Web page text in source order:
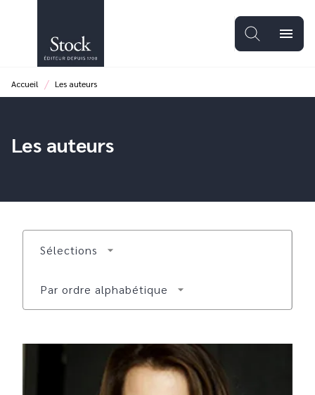
PIED DE PAGE
menu
Accueil / Les auteurs
Les auteurs
Sélections arrow_drop_down
Par ordre alphabétique arrow_drop_down